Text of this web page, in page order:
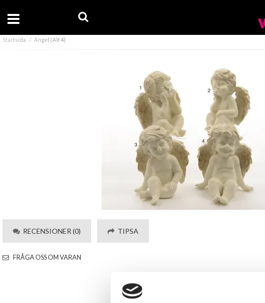
Startsida Ängel (Alt 4)
RECENSIONER (0) TIPSA
FRÅGA OSS OM VARAN